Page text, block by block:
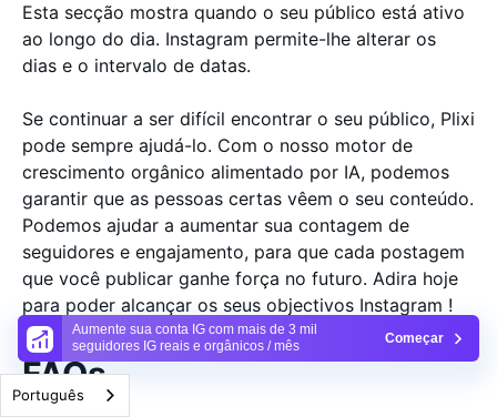
Aumente sua conta IG com mais de 3 mil
seguidores IG reais e orgânicos / mês
Começar
Esta secção mostra quando o seu público está ativo
ao longo do dia. Instagram permite-lhe alterar os
dias e o intervalo de datas.
Se continuar a ser difícil encontrar o seu público, Plixi
pode sempre ajudá-lo. Com o nosso motor de
crescimento orgânico alimentado por IA, podemos
garantir que as pessoas certas vêem o seu conteúdo.
Podemos ajudar a aumentar sua contagem de
seguidores e engajamento, para que cada postagem
que você publicar ganhe força no futuro. Adira hoje
para poder alcançar os seus objectivos Instagram !
FAQs
Português